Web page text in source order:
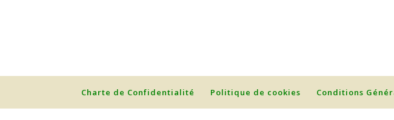
Charte de Confidentialité Politique de cookies Conditions